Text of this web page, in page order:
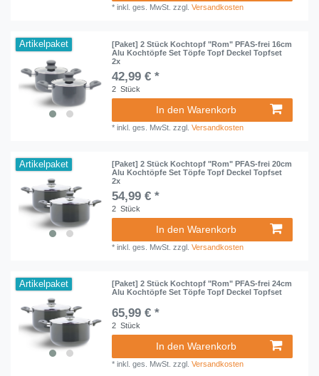
*inkl. ges. MwSt. zzgl.Versandkosten
Artikelpaket
[Paket] 2 Stück Kochtopf "Rom" PFAS-frei 16cm
Alu Kochtöpfe Set Töpfe Topf Deckel Topfset
2x
42,99 € *
2 Stück
In den Warenkorb
*inkl. ges. MwSt. zzgl.Versandkosten
Artikelpaket
[Paket] 2 Stück Kochtopf "Rom" PFAS-frei 20cm
Alu Kochtöpfe Set Töpfe Topf Deckel Topfset
2x
54,99 € *
2 Stück
In den Warenkorb
*inkl. ges. MwSt. zzgl.Versandkosten
Artikelpaket
[Paket] 2 Stück Kochtopf "Rom" PFAS-frei 24cm
Alu Kochtöpfe Set Töpfe Topf Deckel Topfset
65,99 € *
2 Stück
In den Warenkorb
*inkl. ges. MwSt. zzgl.Versandkosten